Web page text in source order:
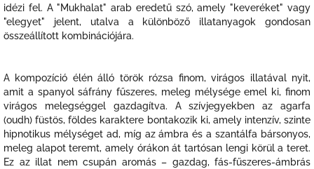
idézi fel. A "Mukhalat" arab eredetű szó, amely "keveréket" vagy
"elegyet" jelent, utalva a különböző illatanyagok gondosan
összeállított kombinációjára.
A kompozíció élén álló török rózsa finom, virágos illatával nyit,
amit a spanyol sáfrány fűszeres, meleg mélysége emel ki, finom
virágos melegséggel gazdagítva. A szívjegyekben az agarfa
(oudh) füstös, földes karaktere bontakozik ki, amely intenzív, szinte
hipnotikus mélységet ad, míg az ámbra és a szantálfa bársonyos,
meleg alapot teremt, amely órákon át tartósan lengi körül a teret.
Ez az illat nem csupán aromás – gazdag, fás-fűszeres-ámbrás